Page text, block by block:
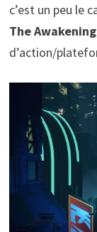
c’est un peu le
The Awakening
d’action/